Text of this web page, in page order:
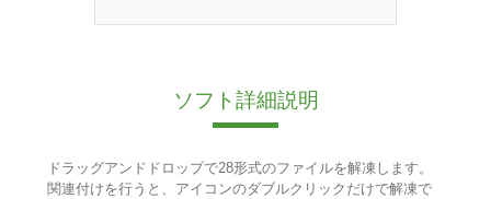
ソフト詳細説明
ドラッグアンドドロップで28形式のファイルを解凍します。
関連付けを行うと、アイコンのダブルクリックだけで解凍で